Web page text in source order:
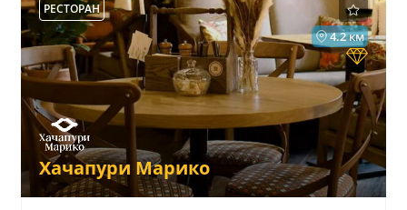
РЕСТОРАН
4.2 км
Хачапури Марико